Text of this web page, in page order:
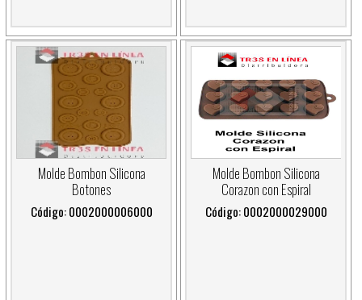
Molde Bombon Silicona
Botones
Código: 0002000006000
Molde Bombon Silicona
Corazon con Espiral
Código: 0002000029000